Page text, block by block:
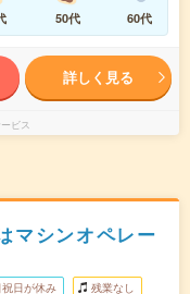
50代 60代
詳しく見る
ビス
マシンオペレー
祝日が休み 残業なし